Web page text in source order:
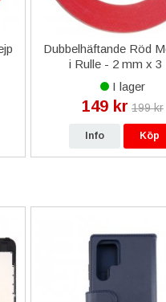
Dubbelhäftande Röd
i Rulle - 2 mm x 3
I lager
149 kr 199 kr
Info Köp